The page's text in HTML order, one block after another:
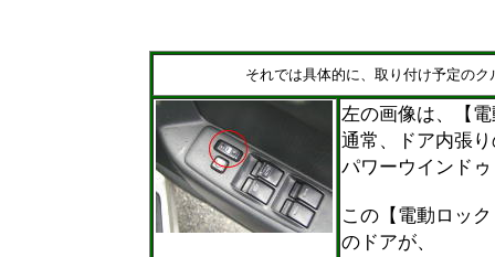
それでは具体的に、取り付け予定のク
左の画像は、【
通常、ドア内張
パワーウインド
この【電動ロッ
のドアが、